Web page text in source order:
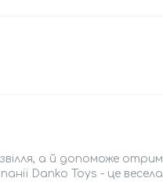
а й допоможе
Danko Toys - це